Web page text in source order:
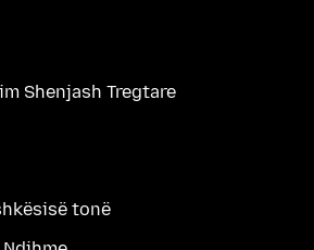
Shenjash Tregtare
tonë